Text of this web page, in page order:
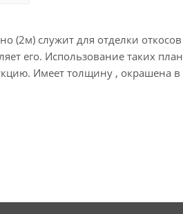
(2м) служит для отделки
его. Использование таких
Имеет толщину , окрашена в